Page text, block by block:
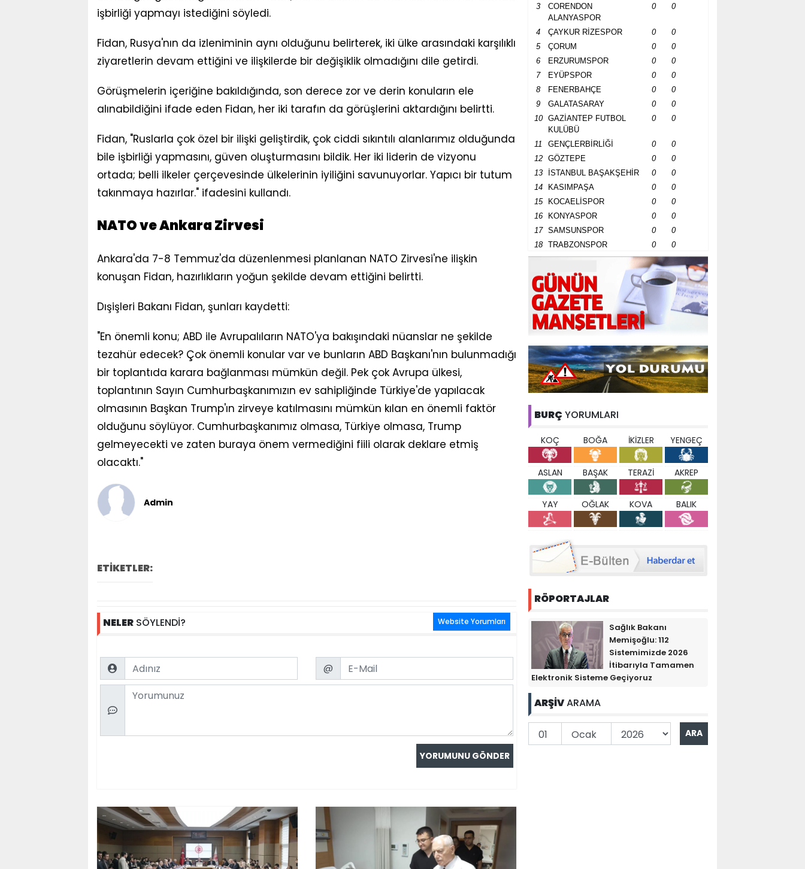
işbirliği yapmayı istediğini söyledi.
Fidan, Rusya'nın da izleniminin aynı olduğunu belirterek, iki ülke arasındaki karşılıklı
ziyaretlerin devam ettiğini ve ilişkilerde bir değişiklik olmadığını dile getirdi.
Görüşmelerin içeriğine bakıldığında, son derece zor ve derin konuların ele
alınabildiğini ifade eden Fidan, her iki tarafın da görüşlerini aktardığını belirtti.
Fidan, "Ruslarla çok özel bir ilişki geliştirdik, çok ciddi sıkıntılı alanlarımız olduğunda
bile işbirliği yapmasını, güven oluşturmasını bildik. Her iki liderin de vizyonu
ortada; belli ilkeler çerçevesinde ülkelerinin iyiliğini savunuyorlar. Yapıcı bir tutum
takınmaya hazırlar." ifadesini kullandı.
NATO ve Ankara Zirvesi
Ankara'da 7-8 Temmuz'da düzenlenmesi planlanan NATO Zirvesi'ne ilişkin
konuşan Fidan, hazırlıkların yoğun şekilde devam ettiğini belirtti.
Dışişleri Bakanı Fidan, şunları kaydetti:
"En önemli konu; ABD ile Avrupalıların NATO'ya bakışındaki nüanslar ne şekilde
tezahür edecek? Çok önemli konular var ve bunların ABD Başkanı'nın bulunmadığı
bir toplantıda karara bağlanması mümkün değil. Pek çok Avrupa ülkesi,
toplantının Sayın Cumhurbaşkanımızın ev sahipliğinde Türkiye'de yapılacak
olmasının Başkan Trump'ın zirveye katılmasını mümkün kılan en önemli faktör
olduğunu söylüyor. Cumhurbaşkanımız olmasa, Türkiye olmasa, Trump
gelmeyecekti ve zaten buraya önem vermediğini fiili olarak deklare etmiş
olacaktı."
Admin
ETİKETLER:
NELER SÖYLENDİ? Website Yorumları
Name Email
@
Comment
3
CORENDON
ALANYASPOR
0 0
4 ÇAYKUR RİZESPOR 0
0
5
ÇORUM 0
0
6
ERZURUMSPOR 0
0
7
EYÜPSPOR 0
0
8
FENERBAHÇE 0
0
9
GALATASARAY 0
0
10
GAZİANTEP FUTBOL
KULÜBÜ
0 0
11 GENÇLERBİRLİĞİ 0
0
12
GÖZTEPE 0
0
13
İSTANBUL BAŞAKŞEHİR 0
0
14
KASIMPAŞA 0
0
15
KOCAELİSPOR 0
0
16
KONYASPOR 0
0
17
SAMSUNSPOR 0
0
18
TRABZONSPOR 0 0
BURÇ YORUMLARI
KOÇ BOĞA İKİZLER YENGEÇ
ASLAN BAŞAK TERAZİ AKREP
YAY OĞLAK KOVA BALIK
RÖPORTAJLAR
Sağlık Bakanı
Memişoğlu: 112
Sistemimizde 2026
İtibarıyla Tamamen
Elektronik Sisteme Geçiyoruz
ARŞİVARAMA